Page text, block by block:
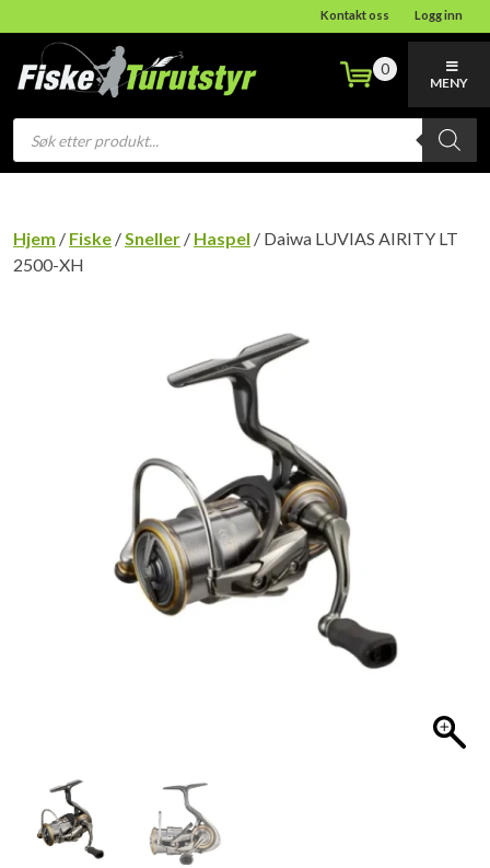
Kontakt oss Logg inn
Products
search
0
MENY
Hjem / Fiske /Sneller / Haspel / Daiwa LUVIAS AIRITY LT
2500-XH